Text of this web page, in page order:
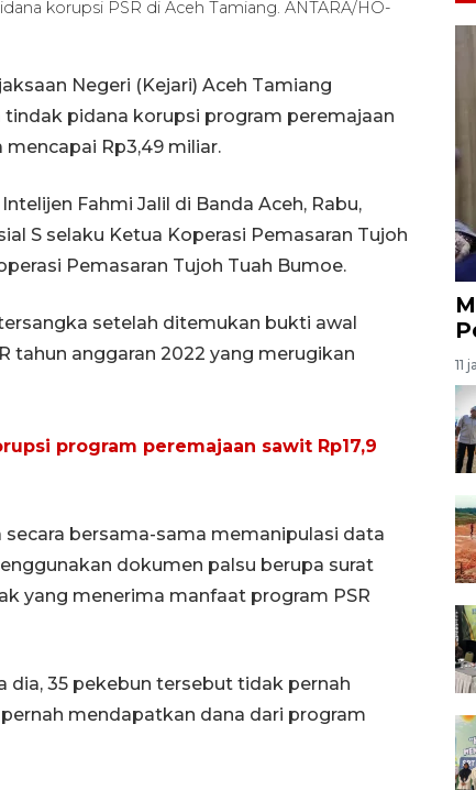
korupsi PSR di Aceh Tamiang. ANTARA/HO-
Negeri (Kejari) Aceh Tamiang
pidana korupsi program peremajaan
mencapai Rp3,49 miliar.
Fahmi Jalil di Banda Aceh, Rabu,
S selaku Ketua Koperasi Pemasaran Tujoh
Pemasaran Tujoh Tuah Bumoe.
setelah ditemukan bukti awal
tahun anggaran 2022 yang merugikan
program peremajaan sawit Rp17,9
bersama-sama memanipulasi data
dokumen palsu berupa surat
yang menerima manfaat program PSR
dia, 35 pekebun tersebut tidak pernah
mendapatkan dana dari program
11